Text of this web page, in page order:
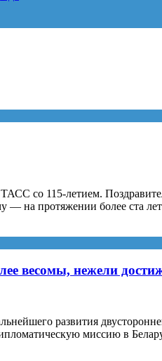
115-летием.
— на протяжении более ста
весомы, нежели
развития
миссию в